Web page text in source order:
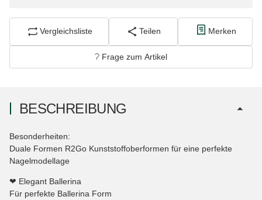
Vergleichsliste Teilen Merken
Frage zum Artikel
BESCHREIBUNG
Besonderheiten:
Duale Formen R2Go Kunststoffoberformen für eine perfekte
Nagelmodellage
❤ Elegant Ballerina
Für perfekte Ballerina Form